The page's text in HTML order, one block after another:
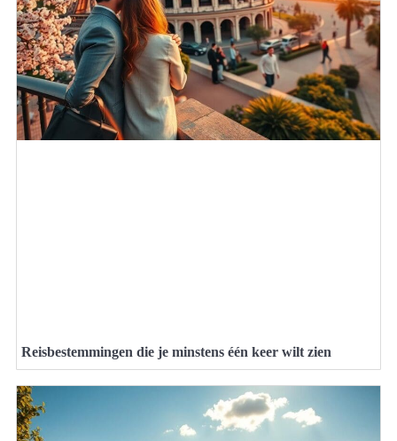
Reisbestemmingen die je minstens één keer wilt zien